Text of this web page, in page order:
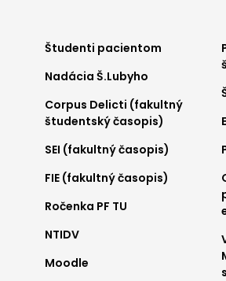
Footer
menu
2
Študenti pacientom
Nadácia Š.Lubyho
Corpus Delicti (fakultný
študentský časopis)
SEI (fakultný časopis)
FIE (fakultný časopis)
Ročenka PF TU
NTIDV
Moodle